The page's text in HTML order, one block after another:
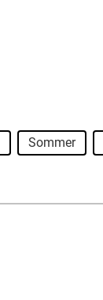
Sommer